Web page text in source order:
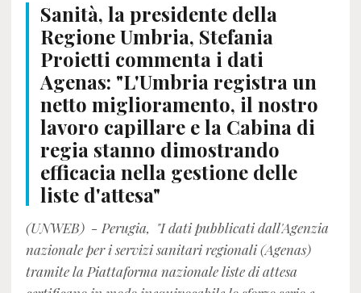
Sanità, la presidente della
Regione Umbria, Stefania
Proietti commenta i dati
Agenas: "L'Umbria registra un
netto miglioramento, il nostro
lavoro capillare e la Cabina di
regia stanno dimostrando
efficacia nella gestione delle
liste d'attesa"
(UNWEB) - Perugia, "I dati pubblicati dall'Agenzia
nazionale per i servizi sanitari regionali (Agenas)
tramite la Piattaforma nazionale liste di attesa